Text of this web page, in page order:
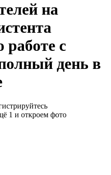
на
работе с
день в
1 и откроем фото